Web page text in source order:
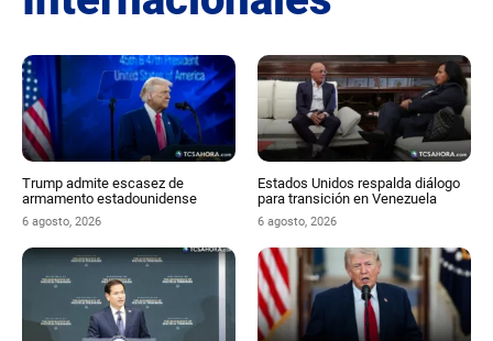
Trump admite escasez de
armamento estadounidense
6 agosto, 2026
Estados Unidos respalda diálogo
para transición en Venezuela
6 agosto, 2026